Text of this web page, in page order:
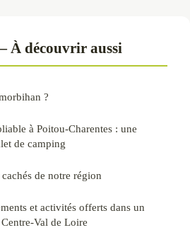
À découvrir aussi
?
à Poitou-Charentes : une
de camping
de notre région
et activités offerts dans un
Val de Loire